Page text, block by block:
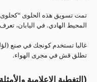
تمت تسويق هذه الحلوى
المحيط الهادي. في اليابان،
غالبا تستخدم كونجك في صنع
تطلق قش في مجرى الهواء.
(التغطية الإعلامية